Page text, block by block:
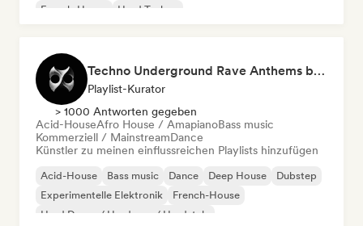
French-House
Hard Techno
Techno Underground Rave Anthems by Orphium
Playlist-Kurator
> 1000 Antworten gegeben
Acid-HouseAfro House / AmapianoBass music
Kommerziell / MainstreamDance
Künstler zu meinen einflussreichen Playlists hinzufügen
Acid-House Bass music Dance Deep House
Dubstep
Experimentelle Elektronik
French-House
Hard Dance / Hardcore / Hardstyle